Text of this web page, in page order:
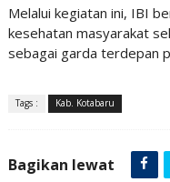
Melalui kegiatan ini, IBI
kesehatan masyarakat
sebagai garda terdepan
Tags : Kab. Kotabaru
Bagikan lewat